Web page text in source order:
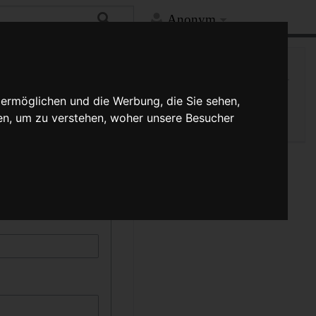
und die Werbung, die Sie sehen,
um zu verstehen, woher unsere Besucher
Anonym
durch die Auswahl
muss
Spezialseite
Druckversion